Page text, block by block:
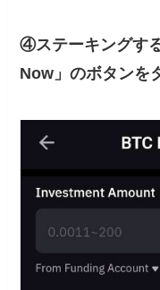
④ステーキングす
Now」のボタンを